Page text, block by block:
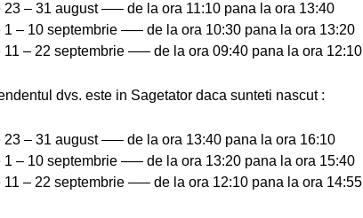
23 – 31 august —– de la ora 11:10 pana la ora 13:40
1 – 10 septembrie —– de la ora 10:30 pana la ora 13:20
11 – 22 septembrie —– de la ora 09:40 pana la ora 12:10
dvs. este in Sagetator daca sunteti nascut :
23 – 31 august —– de la ora 13:40 pana la ora 16:10
1 – 10 septembrie —– de la ora 13:20 pana la ora 15:40
11 – 22 septembrie —– de la ora 12:10 pana la ora 14:55